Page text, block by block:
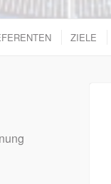
ZIELE